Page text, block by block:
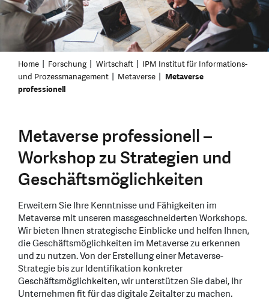
Home Forschung Wirtschaft
IPM Institut für Informations-
und Prozessmanagement
Metaverse
Metaverse
professionell
Metaverse professionell –
Workshop zu Strategien und
Geschäftsmöglichkeiten
Erweitern Sie Ihre Kenntnisse und Fähigkeiten im
Metaverse mit unseren massgeschneiderten Workshops.
Wir bieten Ihnen strategische Einblicke und helfen Ihnen,
die Geschäftsmöglichkeiten im Metaverse zu erkennen
und zu nutzen. Von der Erstellung einer Metaverse-
Strategie bis zur Identifikation konkreter
Geschäftsmöglichkeiten, wir unterstützen Sie dabei, Ihr
Unternehmen fit für das digitale Zeitalter zu machen.